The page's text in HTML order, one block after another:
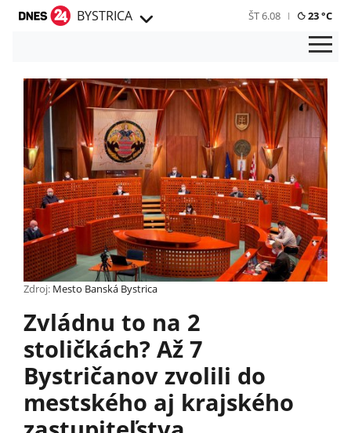
BYSTRICA ŠT 6.08 23 °C
Zdroj: Mesto Banská Bystrica
Zvládnu to na 2
stoličkách? Až 7
Bystričanov zvolili do
mestského aj krajského